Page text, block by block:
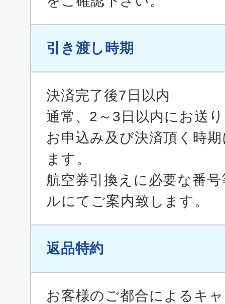
引き渡し時期
決済完了後7日以内
通常、2～3日以内にお送
お申込み及び決済頂く時
ます。
航空券引換えに必要な番
ルにてご案内致します。
返品特約
お客様のご都合によるキ